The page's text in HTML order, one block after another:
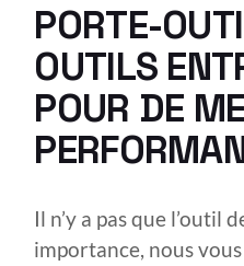
PORTE-
OUTILS
POUR DE
Il n’y a pas que l’outil
importance, nous